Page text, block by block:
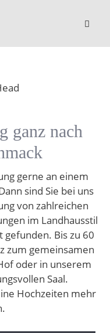
ganz nach
gerne an einem
sind Sie bei uns
von zahlreichen
im Landhausstil
gefunden. Bis zu 60
zum gemeinsamen
oder in unserem
Saal.
Hochzeiten mehr